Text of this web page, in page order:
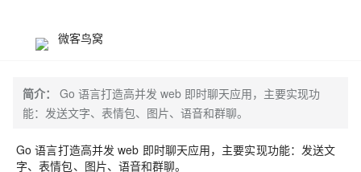
微客鸟窝
简介：
Go 语言打造高并发 web 即时聊天应用，主要实现功
能：发送文字、表情包、图片、语音和群聊。
Go 语言打造高并发 web 即时聊天应用，主要实现功能：发送文
字、表情包、图片、语音和群聊。